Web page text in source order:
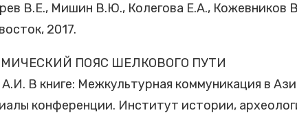
В.Е., Мишин В.Ю., Колегова Е.А., Кожевников
2017.
ПОЯС ШЕЛКОВОГО ПУТИ
В книге: Межкультурная коммуникация в
конференции. Институт истории,